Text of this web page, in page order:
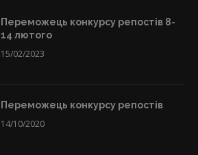
Переможець конкурсу репостів 8-
14 лютого
15/02/2023
Переможець конкурсу репостів
14/10/2020